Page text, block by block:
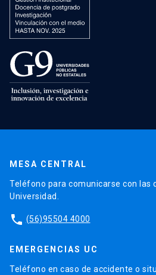
MESA CENTRAL
Teléfono para comunicarse con las
Universidad.
phone (56)95504 4000
EMERGENCIAS UC
Teléfono en caso de accidente o